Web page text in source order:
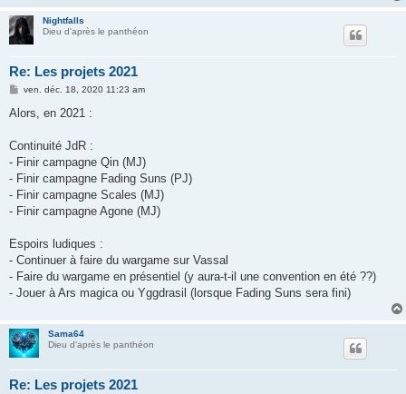
Nightfalls
Dieu d'après le panthéon
Re: Les projets 2021
M
s
g
ven. déc. 18, 2020 11:23 am
Alors, en 2021 :
Continuité JdR :
- Finir campagne Qin (MJ)
- Finir campagne Fading Suns (PJ)
- Finir campagne Scales (MJ)
- Finir campagne Agone (MJ)
Espoirs ludiques :
- Continuer à faire du wargame sur Vassal
- Faire du wargame en présentiel (y aura-t-il une convention en été ??)
- Jouer à Ars magica ou Yggdrasil (lorsque Fading Suns sera fini)
Sama64
Dieu d'après le panthéon
Re: Les projets 2021